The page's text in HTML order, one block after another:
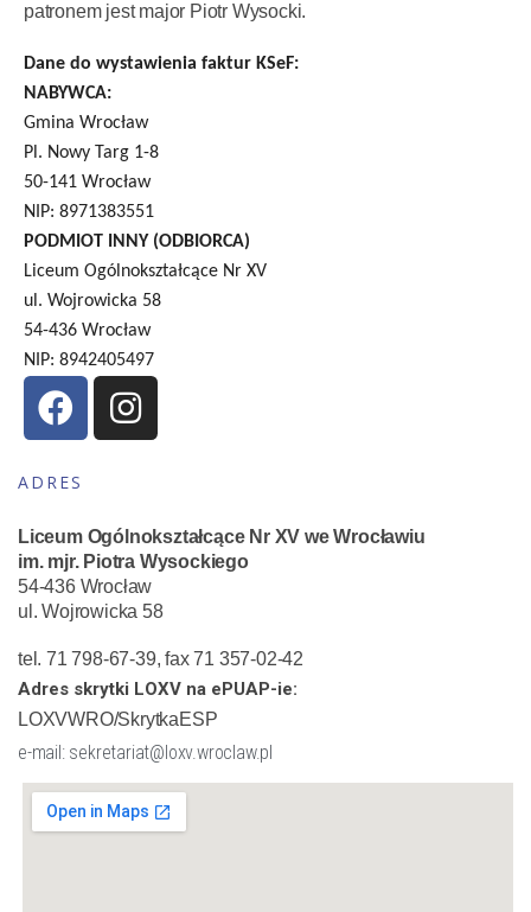
patronem jest major Piotr Wysocki.
Dane do wystawienia faktur KSeF:
NABYWCA:
Gmina Wrocław
Pl. Nowy Targ 1-8
50-141 Wrocław
NIP: 8971383551
PODMIOT INNY (ODBIORCA)
Liceum Ogólnokształcące Nr XV
ul. Wojrowicka 58
54-436 Wrocław
NIP: 8942405497
ADRES
Liceum Ogólnokształcące Nr XV we Wrocławiu
im. mjr. Piotra Wysockiego
54-436 Wrocław
ul. Wojrowicka 58
tel. 71 798-67-39, fax 71 357-02-42
Adres skrytki LOXV na ePUAP-ie:
LOXVWRO/SkrytkaESP
e-mail: sekretariat@loxv.wroclaw.pl